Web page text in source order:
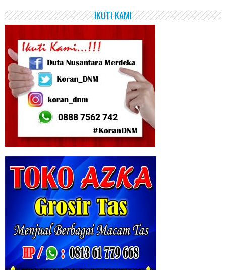
IKUTI KAMI